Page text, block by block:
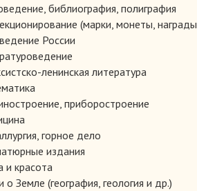
библиография, полиграфия
(марки, монеты,
России
ленинская литература
приборостроение
горное дело
издания
и красота
о Земле (география, геология и др.)